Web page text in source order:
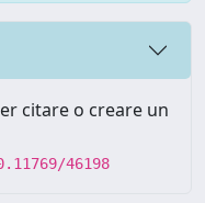
citare o creare un
46198